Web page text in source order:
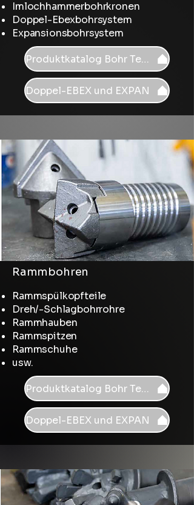
Imlochhammerbohrkronen
Doppel-Ebexbohrsystem
Expansionsbohrsystem
Produktkatalog Bohr Tech
Doppel-EBEX und EXPAN
Rammbohren
Rammspülkopfteile
Dreh/-Schlagbohrrohre
Rammhauben
Rammspitzen
Rammschuhe
usw.
Produktkatalog Bohr Tech
Doppel-EBEX und EXPAN